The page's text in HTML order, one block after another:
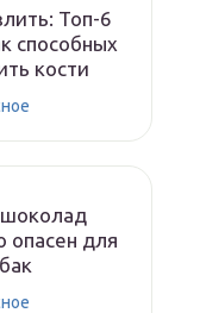
Топ-6
способных
кости
опасен для